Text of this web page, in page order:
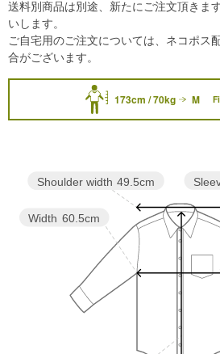
173cm / 70kg M
Width 60.5cm
Shoulder width 49.5cm
送料別商品は別途、新たにご注文頂きま
いします。
ご自宅用のご注文については、ネコポス
合がございます。